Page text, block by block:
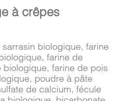
à crêpes
sarrasin biologique, farine
farine de
biologique, farine de pois
poudre à pâte
de calcium, fécule